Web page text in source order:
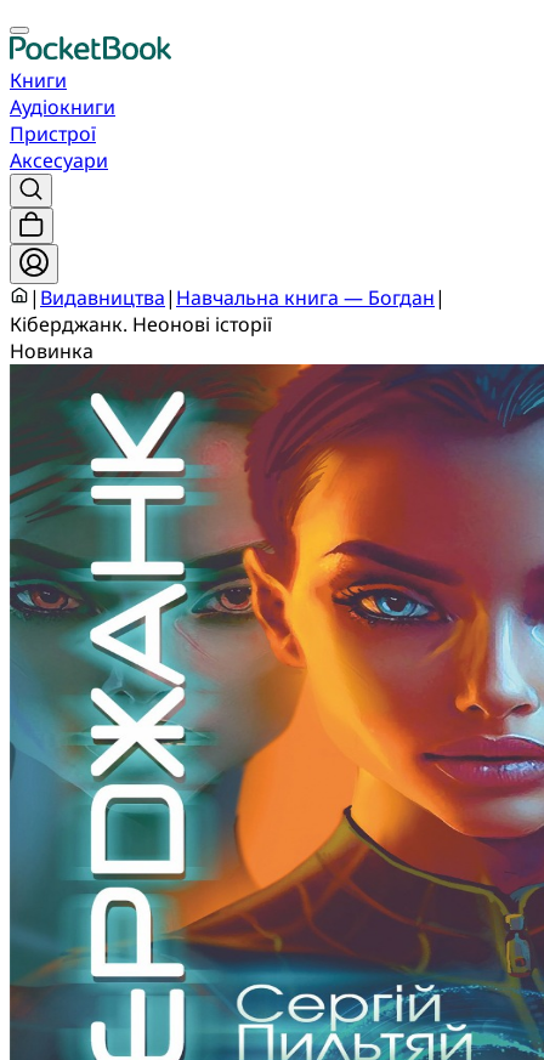
Книги
Аудіокниги
Пристрої
Аксесуари
| Видавництва| Навчальна книга — Богдан|
Кіберджанк. Неонові історії
Новинка